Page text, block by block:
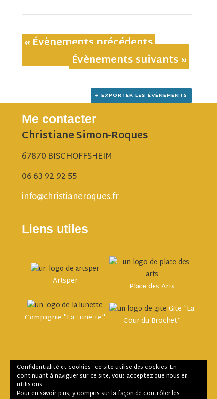
« Évènements précédents
Évènements suivants»
+ EXPORTER LES ÉVÈNEMENTS
Me contacter
Christiane Simon-Roques
67870 BISCHOFFSHEIM
06 63 92 92 55
info@christianeroques.fr
Liens utiles
Artsper Place des Arts
Compagnie "La Lunette"
Gite "La
Cour du Brochet"
Confidentialité et cookies : ce site utilise des cookies. En
continuant à naviguer sur ce site, vous acceptez que nous en
utilisions.
Pour en savoir plus, y compris sur la façon de contrôler les